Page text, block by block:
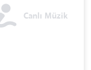
Canlı Müzik